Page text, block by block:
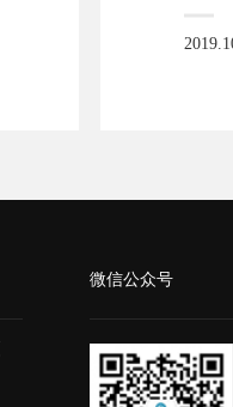
微信公众号